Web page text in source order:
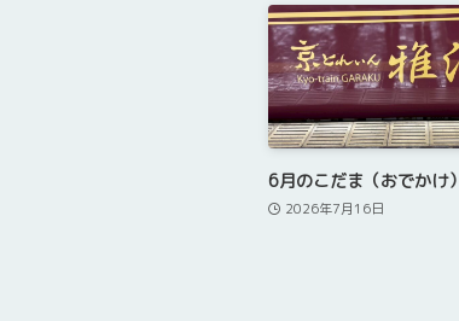
6月のこだま（おでかけ）
2026年7月16日